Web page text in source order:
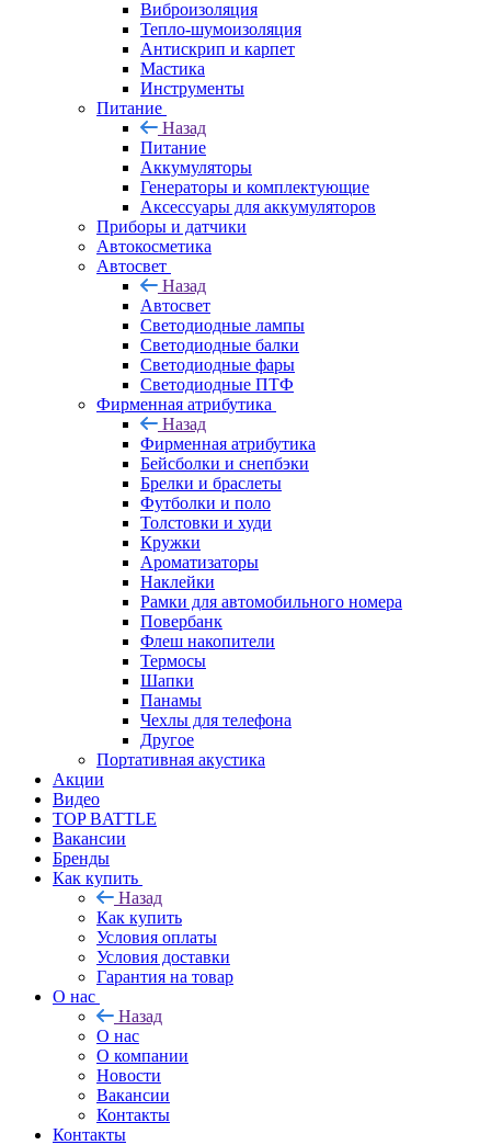
Виброизоляция
Тепло-шумоизоляция
Антискрип и карпет
Мастика
Инструменты
Питание
Назад
Питание
Аккумуляторы
Генераторы и комплектующие
Аксессуары для аккумуляторов
Приборы и датчики
Автокосметика
Автосвет
Назад
Автосвет
Светодиодные лампы
Светодиодные балки
Светодиодные фары
Светодиодные ПТФ
Фирменная атрибутика
Назад
Фирменная атрибутика
Бейсболки и снепбэки
Брелки и браслеты
Футболки и поло
Толстовки и худи
Кружки
Ароматизаторы
Наклейки
Рамки для автомобильного номера
Повербанк
Флеш накопители
Термосы
Шапки
Панамы
Чехлы для телефона
Другое
Портативная акустика
Акции
Видео
TOP BATTLE
Вакансии
Бренды
Как купить
Назад
Как купить
Условия оплаты
Условия доставки
Гарантия на товар
О нас
Назад
О нас
О компании
Новости
Вакансии
Контакты
Контакты